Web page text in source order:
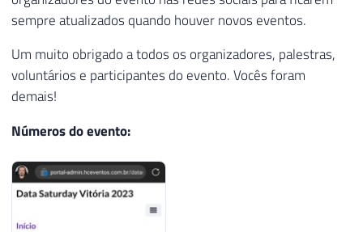
sempre atualizados quando houver novos eventos.
Um muito obrigado a todos os organizadores, palestras,
voluntários e participantes do evento. Vocês foram
demais!
Números do evento: